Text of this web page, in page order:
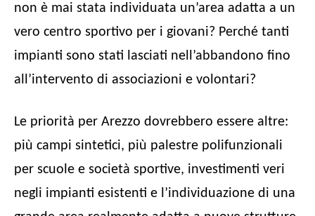
non è mai stata individuata un’area adatta a un
vero centro sportivo per i giovani? Perché tanti
impianti sono stati lasciati nell’abbandono fino
all’intervento di associazioni e volontari?
Le priorità per Arezzo dovrebbero essere altre:
più campi sintetici, più palestre polifunzionali
per scuole e società sportive, investimenti veri
negli impianti esistenti e l’individuazione di una